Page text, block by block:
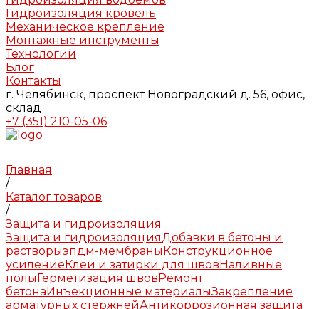
Гидроизоляция кровель
Механическое крепление
Монтажные инструменты
Технологии
Блог
Контакты
г. Челябинск, проспект Новоградский д. 56, офис,
склад
+7 (351) 210-05-06
Главная
/
Каталог товаров
/
Защита и гидроизоляция
Защита и гидроизоляцияДобавки в бетоны и
растворыэпдм-мембраны Конструкционное
усиление Клеи и затирки для швов Наливные
полы Герметизация швов Ремонт
бетона Инъекционные материалыЗакрепление
арматурных стержнейАнтикоррозионная защита